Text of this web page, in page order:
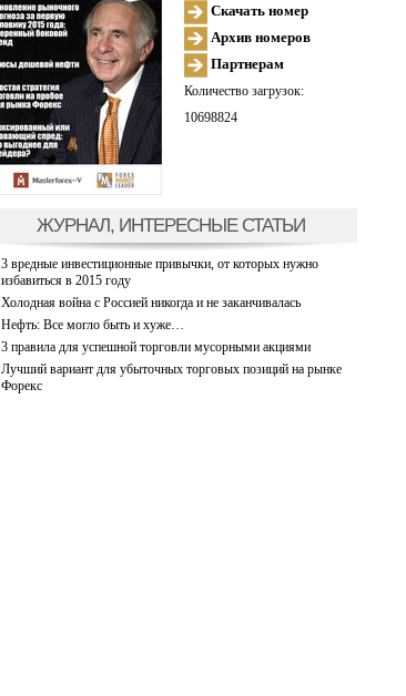
Скачать номер
Архив номеров
Партнерам
Количество загрузок:
10698824
ЖУРНАЛ, ИНТЕРЕСНЫЕ СТАТЬИ
3 вредные инвестиционные привычки, от которых нужно
избавиться в 2015 году
Холодная война с Россией никогда и не заканчивалась
Нефть: Все могло быть и хуже…
3 правила для успешной торговли мусорными акциями
Лучший вариант для убыточных торговых позиций на рынке
Форекс